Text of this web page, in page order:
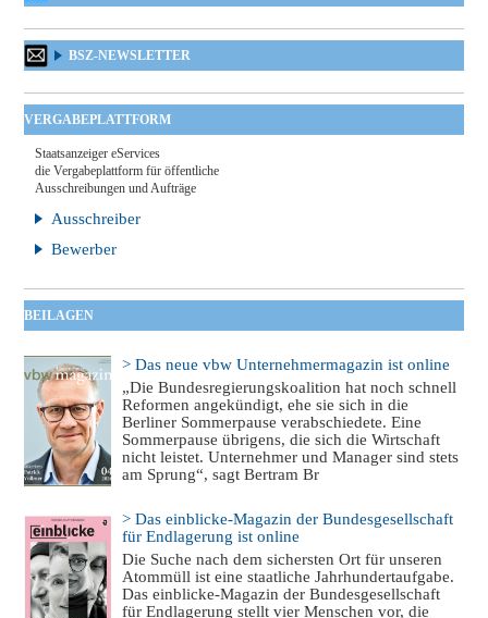
BSZ-NEWSLETTER
VERGABEPLATTFORM
Staatsanzeiger eServices
die Vergabeplattform für öffentliche
Ausschreibungen und Aufträge
Ausschreiber
Bewerber
BEILAGEN
> Das neue vbw Unternehmermagazin ist online
„Die Bundesregierungskoalition hat noch schnell
Reformen angekündigt, ehe sie sich in die
Berliner Sommerpause verabschiedete. Eine
Sommerpause übrigens, die sich die Wirtschaft
nicht leistet. Unternehmer und Manager sind stets
am Sprung“, sagt Bertram Br
> Das einblicke-Magazin der Bundesgesellschaft
für Endlagerung ist online
Die Suche nach dem sichersten Ort für unseren
Atommüll ist eine staatliche Jahrhundertaufgabe.
Das einblicke-Magazin der Bundesgesellschaft
für Endlagerung stellt vier Menschen vor, die